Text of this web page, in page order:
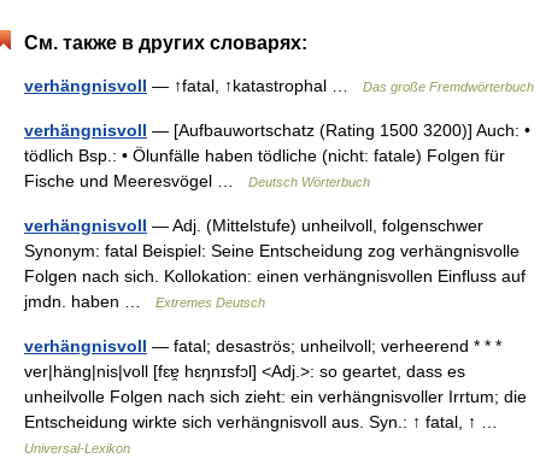
См. также в других словарях:
verhängnisvoll — ↑fatal, ↑katastrophal … Das große Fremdwörterbuch
verhängnisvoll — [Aufbauwortschatz (Rating 1500 3200)] Auch: •
tödlich Bsp.: • Ölunfälle haben tödliche (nicht: fatale) Folgen für
Fische und Meeresvögel …
Deutsch Wörterbuch
verhängnisvoll — Adj. (Mittelstufe) unheilvoll, folgenschwer
Synonym: fatal Beispiel: Seine Entscheidung zog verhängnisvolle
Folgen nach sich. Kollokation: einen verhängnisvollen Einfluss auf
jmdn. haben …
Extremes Deutsch
verhängnisvoll — fatal; desaströs; unheilvoll; verheerend * * *
ver|häng|nis|voll [fɛɐ̯ hɛŋnɪsfɔl] <Adj.>: so geartet, dass es
unheilvolle Folgen nach sich zieht: ein verhängnisvoller Irrtum; die
Entscheidung wirkte sich verhängnisvoll aus. Syn.: ↑ fatal, ↑ …
Universal-Lexikon